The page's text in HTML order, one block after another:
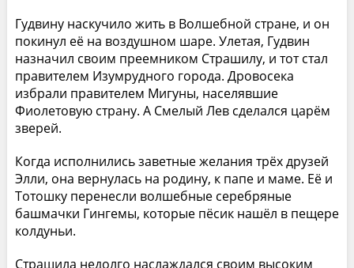
Гудвину наскучило жить в Волшебной стране, и он
покинул её на воздушном шаре. Улетая, Гудвин
назначил своим преемником Страшилу, и тот стал
правителем Изумрудного города. Дровосека
избрали правителем Мигуны, населявшие
Фиолетовую страну. А Смелый Лев сделался царём
зверей.
Когда исполнились заветные желания трёх друзей
Элли, она вернулась на родину, к папе и маме. Её и
Тотошку перенесли волшебные серебряные
башмачки Гингемы, которые пёсик нашёл в пещере
колдуньи.
Страшила недолго наслаждался своим высоким